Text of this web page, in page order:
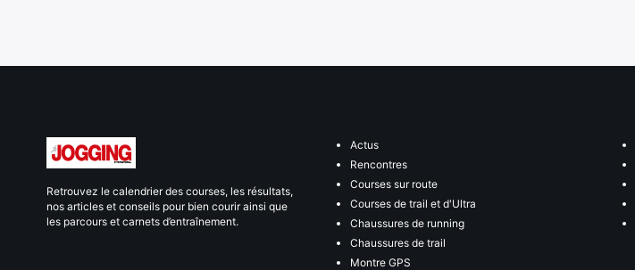
Retrouvez le calendrier des courses, les résultats,
nos articles et conseils pour bien courir ainsi que
les parcours et carnets d’entraînement.
Actus
Rencontres
Courses sur route
Courses de trail et d'Ultra
Chaussures de running
Chaussures de trail
Montre GPS